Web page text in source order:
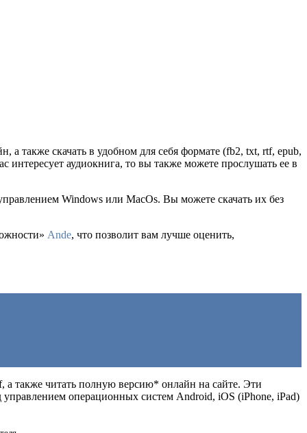
а также скачать в удобном для себя формате (fb2, txt, rtf, epub,
аудиокнига, то вы также можете прослушать ее в
Windows или MacOs. Вы можете скачать их без
Ande, что позволит вам лучше оценить,
а также читать полную версию* онлайн на сайте. Эти
операционных систем Android, iOS (iPhone, iPad)